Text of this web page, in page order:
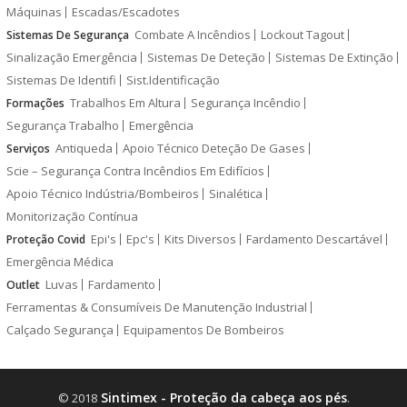
Máquinas Escadas/Escadotes
Sistemas De Segurança Combate A Incêndios
Lockout Tagout
Sinalização Emergência
Sistemas De Deteção
Sistemas De Extinção
Sistemas De Identifi
Sist.Identificação
Formações Trabalhos Em Altura
Segurança Incêndio
Segurança Trabalho
Emergência
Serviços Antiqueda
Apoio Técnico Deteção De Gases
Scie – Segurança Contra Incêndios Em Edifícios
Apoio Técnico Indústria/Bombeiros
Sinalética
Monitorização Contínua
Proteção Covid Epi's Epc's Kits Diversos
Fardamento Descartável
Emergência Médica
Outlet Luvas
Fardamento
Ferramentas & Consumíveis De Manutenção Industrial
Calçado Segurança
Equipamentos De Bombeiros
© 2018Sintimex - Proteção da cabeça aos pés.